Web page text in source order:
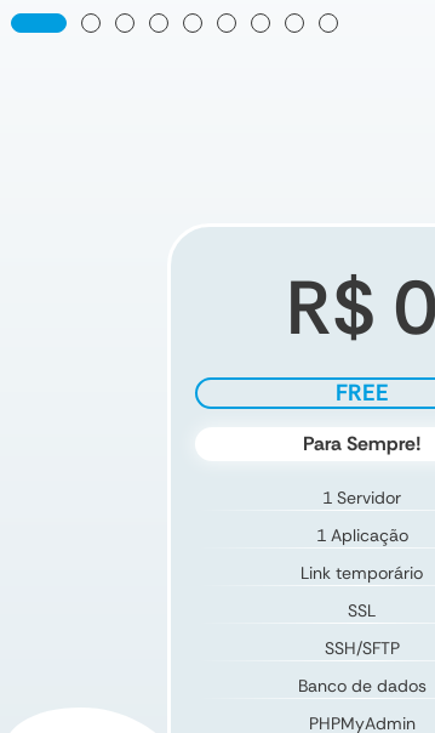
R$ 0
FREE
Para Sempre!
1 Servidor
1 Aplicação
Link temporário
SSL
SSH/SFTP
Banco de dados
PHPMyAdmin